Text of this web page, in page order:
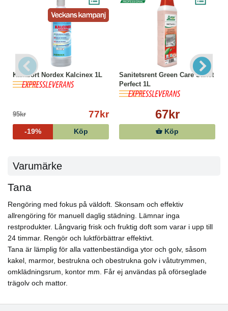
Kalkbort Nordex Kalcinex 1L
95kr 77kr
-19% Köp
Sanitetsrent Green Care Sanet
Perfect 1L
67kr
Köp
Varumärke
Tana
Rengöring med fokus på väldoft. Skonsam och effektiv
allrengöring för manuell daglig städning. Lämnar inga
restprodukter. Långvarig frisk och fruktig doft som varar i upp till
24 timmar. Rengör och luktförbättrar effektivt.
Tana är lämplig för alla vattenbeständiga ytor och golv, såsom
kakel, marmor, bestrukna och obestrukna golv i våtutrymmen,
omklädningsrum, kontor mm. Får ej användas på oförseglade
trägolv och mattor.